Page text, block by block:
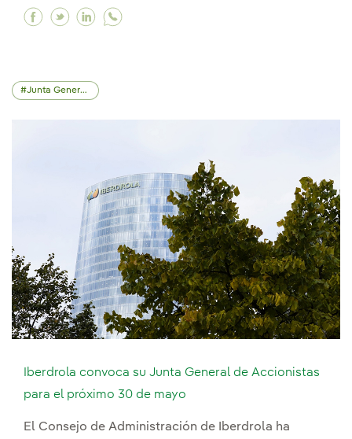
Facebook Inversiones récord de 17.300
Twitter Inversiones récord de 17.300
Linkedin Inversiones récord de
Junta General de Accionistas
Iberdrola convoca su Junta General de Accionistas
para el próximo 30 de mayo
El Consejo de Administración de Iberdrola ha